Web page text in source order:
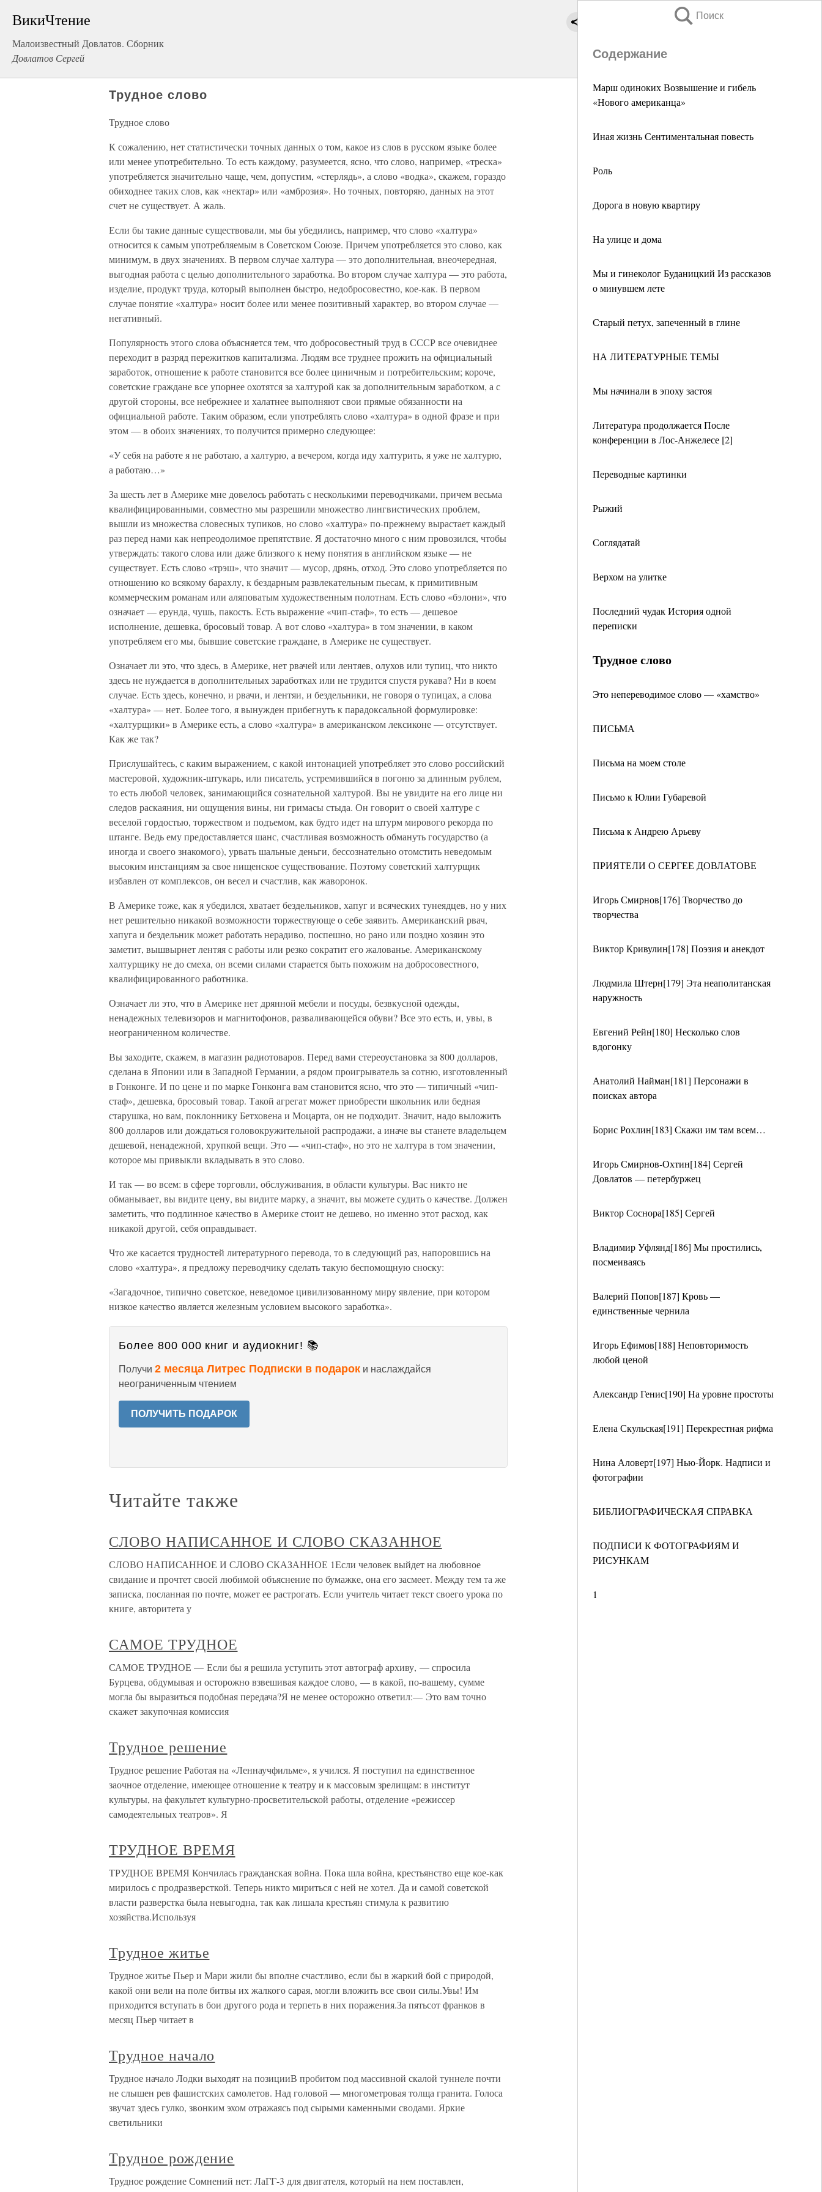
ВикиЧтение
Малоизвестный Довлатов. Сборник
Довлатов Сергей
Поиск
Содержание
Марш одиноких Возвышение и гибель
«Нового американца»
Иная жизнь Сентиментальная повесть
Роль
Дорога в новую квартиру
На улице и дома
Мы и гинеколог Буданицкий Из рассказов
о минувшем лете
Старый петух, запеченный в глине
НА ЛИТЕРАТУРНЫЕ ТЕМЫ
Мы начинали в эпоху застоя
Литература продолжается После
конференции в Лос-Анжелесе [2]
Переводные картинки
Рыжий
Соглядатай
Верхом на улитке
Последний чудак История одной
переписки
Трудное слово
Это непереводимое слово — «хамство»
ПИСЬМА
Письма на моем столе
Письмо к Юлии Губаревой
Письма к Андрею Арьеву
ПРИЯТЕЛИ О СЕРГЕЕ ДОВЛАТОВЕ
Игорь Смирнов[176] Творчество до
творчества
Виктор Кривулин[178] Поэзия и анекдот
Людмила Штерн[179] Эта неаполитанская
наружность
Евгений Рейн[180] Несколько слов
вдогонку
Анатолий Найман[181] Персонажи в
поисках автора
Борис Рохлин[183] Скажи им там всем…
Игорь Смирнов-Охтин[184] Сергей
Довлатов — петербуржец
Виктор Соснора[185] Сергей
Владимир Уфлянд[186] Мы простились,
посмеиваясь
Валерий Попов[187] Кровь —
единственные чернила
Игорь Ефимов[188] Неповторимость
любой ценой
Александр Генис[190] На уровне простоты
Елена Скульская[191] Перекрестная рифма
Нина Аловерт[197] Нью-Йорк. Надписи и
фотографии
БИБЛИОГРАФИЧЕСКАЯ СПРАВКА
ПОДПИСИ К ФОТОГРАФИЯМ И
РИСУНКАМ
1
Трудное слово
Трудное слово
К сожалению, нет статистически точных данных о том, какое из слов в русском языке более
или менее употребительно. То есть каждому, разумеется, ясно, что слово, например, «треска»
употребляется значительно чаще, чем, допустим, «стерлядь», а слово «водка», скажем, гораздо
обиходнее таких слов, как «нектар» или «амброзия». Но точных, повторяю, данных на этот
счет не существует. А жаль.
Если бы такие данные существовали, мы бы убедились, например, что слово «халтура»
относится к самым употребляемым в Советском Союзе. Причем употребляется это слово, как
минимум, в двух значениях. В первом случае халтура — это дополнительная, внеочередная,
выгодная работа с целью дополнительного заработка. Во втором случае халтура — это работа,
изделие, продукт труда, который выполнен быстро, недобросовестно, кое-как. В первом
случае понятие «халтура» носит более или менее позитивный характер, во втором случае —
негативный.
Популярность этого слова объясняется тем, что добросовестный труд в СССР все очевиднее
переходит в разряд пережитков капитализма. Людям все труднее прожить на официальный
заработок, отношение к работе становится все более циничным и потребительским; короче,
советские граждане все упорнее охотятся за халтурой как за дополнительным заработком, а с
другой стороны, все небрежнее и халатнее выполняют свои прямые обязанности на
официальной работе. Таким образом, если употреблять слово «халтура» в одной фразе и при
этом — в обоих значениях, то получится примерно следующее:
«У себя на работе я не работаю, а халтурю, а вечером, когда иду халтурить, я уже не халтурю,
а работаю…»
За шесть лет в Америке мне довелось работать с несколькими переводчиками, причем весьма
квалифицированными, совместно мы разрешили множество лингвистических проблем,
вышли из множества словесных тупиков, но слово «халтура» по-прежнему вырастает каждый
раз перед нами как непреодолимое препятствие. Я достаточно много с ним провозился, чтобы
утверждать: такого слова или даже близкого к нему понятия в английском языке — не
существует. Есть слово «трэш», что значит — мусор, дрянь, отход. Это слово употребляется по
отношению ко всякому барахлу, к бездарным развлекательным пьесам, к примитивным
коммерческим романам или аляповатым художественным полотнам. Есть слово «бэлони», что
означает — ерунда, чушь, пакость. Есть выражение «чип-стаф», то есть — дешевое
исполнение, дешевка, бросовый товар. А вот слово «халтура» в том значении, в каком
употребляем его мы, бывшие советские граждане, в Америке не существует.
Означает ли это, что здесь, в Америке, нет рвачей или лентяев, олухов или тупиц, что никто
здесь не нуждается в дополнительных заработках или не трудится спустя рукава? Ни в коем
случае. Есть здесь, конечно, и рвачи, и лентяи, и бездельники, не говоря о тупицах, а слова
«халтура» — нет. Более того, я вынужден прибегнуть к парадоксальной формулировке:
«халтурщики» в Америке есть, а слово «халтура» в американском лексиконе — отсутствует.
Как же так?
Прислушайтесь, с каким выражением, с какой интонацией употребляет это слово российский
мастеровой, художник-штукарь, или писатель, устремившийся в погоню за длинным рублем,
то есть любой человек, занимающийся сознательной халтурой. Вы не увидите на его лице ни
следов раскаяния, ни ощущения вины, ни гримасы стыда. Он говорит о своей халтуре с
веселой гордостью, торжеством и подъемом, как будто идет на штурм мирового рекорда по
штанге. Ведь ему предоставляется шанс, счастливая возможность обмануть государство (а
иногда и своего знакомого), урвать шальные деньги, бессознательно отомстить неведомым
высоким инстанциям за свое нищенское существование. Поэтому советский халтурщик
избавлен от комплексов, он весел и счастлив, как жаворонок.
В Америке тоже, как я убедился, хватает бездельников, хапуг и всяческих тунеядцев, но у них
нет решительно никакой возможности торжествующе о себе заявить. Американский рвач,
хапуга и бездельник может работать нерадиво, поспешно, но рано или поздно хозяин это
заметит, вышвырнет лентяя с работы или резко сократит его жалованье. Американскому
халтурщику не до смеха, он всеми силами старается быть похожим на добросовестного,
квалифицированного работника.
Означает ли это, что в Америке нет дрянной мебели и посуды, безвкусной одежды,
ненадежных телевизоров и магнитофонов, разваливающейся обуви? Все это есть, и, увы, в
неограниченном количестве.
Вы заходите, скажем, в магазин радиотоваров. Перед вами стереоустановка за 800 долларов,
сделана в Японии или в Западной Германии, а рядом проигрыватель за сотню, изготовленный
в Гонконге. И по цене и по марке Гонконга вам становится ясно, что это — типичный «чип-
стаф», дешевка, бросовый товар. Такой агрегат может приобрести школьник или бедная
старушка, но вам, поклоннику Бетховена и Моцарта, он не подходит. Значит, надо выложить
800 долларов или дождаться головокружительной распродажи, а иначе вы станете владельцем
дешевой, ненадежной, хрупкой вещи. Это — «чип-стаф», но это не халтура в том значении,
которое мы привыкли вкладывать в это слово.
И так — во всем: в сфере торговли, обслуживания, в области культуры. Вас никто не
обманывает, вы видите цену, вы видите марку, а значит, вы можете судить о качестве. Должен
заметить, что подлинное качество в Америке стоит не дешево, но именно этот расход, как
никакой другой, себя оправдывает.
Что же касается трудностей литературного перевода, то в следующий раз, напоровшись на
слово «халтура», я предложу переводчику сделать такую беспомощную сноску:
«Загадочное, типично советское, неведомое цивилизованному миру явление, при котором
низкое качество является железным условием высокого заработка».
Более 800 000 книг и аудиокниг! 📚
Получи 2 месяца Литрес Подписки в подарок и наслаждайся
неограниченным чтением
ПОЛУЧИТЬ ПОДАРОК
Читайте также
СЛОВО НАПИСАННОЕ И СЛОВО СКАЗАННОЕ
СЛОВО НАПИСАННОЕ И СЛОВО СКАЗАННОЕ 1Если человек выйдет на любовное
свидание и прочтет своей любимой объяснение по бумажке, она его засмеет. Между тем та же
записка, посланная по почте, может ее растрогать. Если учитель читает текст своего урока по
книге, авторитета у
САМОЕ ТРУДНОЕ
САМОЕ ТРУДНОЕ — Если бы я решила уступить этот автограф архиву, — спросила
Бурцева, обдумывая и осторожно взвешивая каждое слово, — в какой, по-вашему, сумме
могла бы выразиться подобная передача?Я не менее осторожно ответил:— Это вам точно
скажет закупочная комиссия
Трудное решение
Трудное решение Работая на «Леннаучфильме», я учился. Я поступил на единственное
заочное отделение, имеющее отношение к театру и к массовым зрелищам: в институт
культуры, на факультет культурно-просветительской работы, отделение «режиссер
самодеятельных театров». Я
ТРУДНОЕ ВРЕМЯ
ТРУДНОЕ ВРЕМЯ Кончилась гражданская война. Пока шла война, крестьянство еще кое-как
мирилось с продразверсткой. Теперь никто мириться с ней не хотел. Да и самой советской
власти разверстка была невыгодна, так как лишала крестьян стимула к развитию
хозяйства.Используя
Трудное житье
Трудное житье Пьер и Мари жили бы вполне счастливо, если бы в жаркий бой с природой,
какой они вели на поле битвы их жалкого сарая, могли вложить все свои силы.Увы! Им
приходится вступать в бои другого рода и терпеть в них поражения.За пятьсот франков в
месяц Пьер читает в
Трудное начало
Трудное начало Лодки выходят на позицииВ пробитом под массивной скалой туннеле почти
не слышен рев фашистских самолетов. Над головой — многометровая толща гранита. Голоса
звучат здесь гулко, звонким эхом отражаясь под сырыми каменными сводами. Яркие
светильники
Трудное рождение
Трудное рождение Сомнений нет: ЛаГГ-3 для двигателя, который на нем поставлен,